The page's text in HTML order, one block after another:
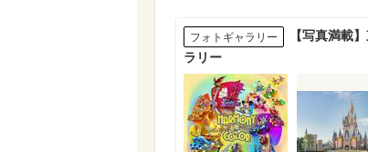
フォトギャラリー
【写真満載
ラリー